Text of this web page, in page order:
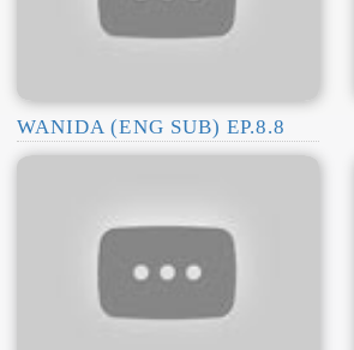
WANIDA (ENG SUB) EP.8.8